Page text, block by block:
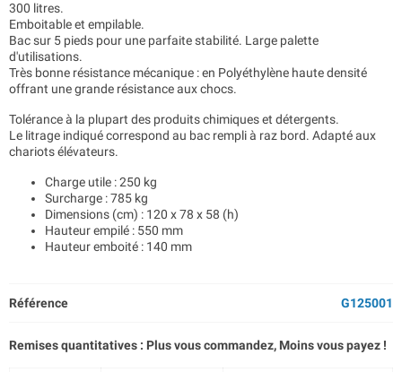
300 litres.
Emboitable et empilable.
Bac sur 5 pieds pour une parfaite stabilité. Large palette
d'utilisations.
Très bonne résistance mécanique : en Polyéthylène haute densité
offrant une grande résistance aux chocs.
Tolérance à la plupart des produits chimiques et détergents.
Le litrage indiqué correspond au bac rempli à raz bord. Adapté aux
chariots élévateurs.
Charge utile : 250 kg
Surcharge : 785 kg
Dimensions (cm) : 120 x 78 x 58 (h)
Hauteur empilé : 550 mm
Hauteur emboité : 140 mm
Référence G125001
Remises quantitatives : Plus vous commandez, Moins vous payez !